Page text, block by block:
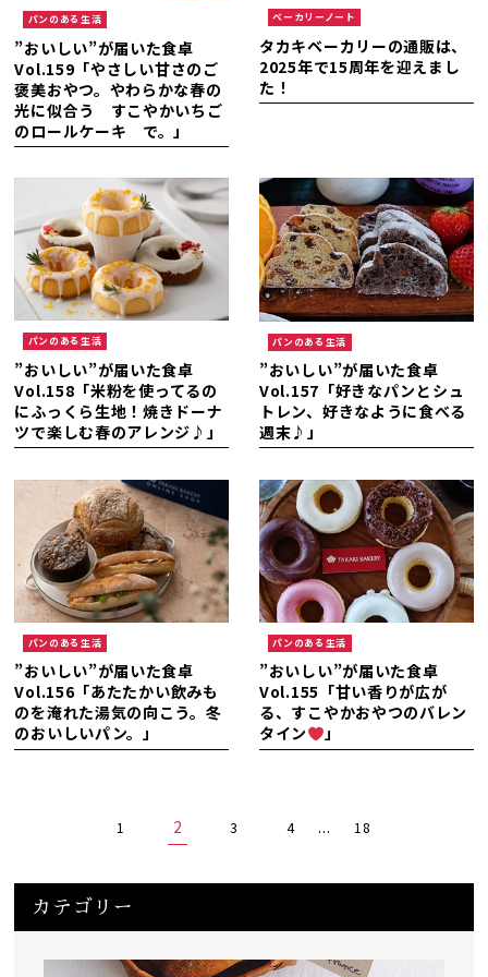
パンのある生活
”おいしい”が届いた食卓
Vol.159「やさしい甘さのご
褒美おやつ。やわらかな春の
光に似合う すこやかいちご
のロールケーキ で。」
ベーカリーノート
タカキベーカリーの通販は、
2025年で15周年を迎えまし
た！
パンのある生活
”おいしい”が届いた食卓
Vol.158「米粉を使ってるの
にふっくら生地！焼きドーナ
ツで楽しむ春のアレンジ♪」
パンのある生活
”おいしい”が届いた食卓
Vol.157「好きなパンとシュ
トレン、好きなように食べる
週末♪」
パンのある生活
”おいしい”が届いた食卓
Vol.156「あたたかい飲みも
のを淹れた湯気の向こう。冬
のおいしいパン。」
パンのある生活
”おいしい”が届いた食卓
Vol.155「甘い香りが広が
る、すこやかおやつのバレン
タイン
」
1 2 3 4 ... 18
カテゴリー